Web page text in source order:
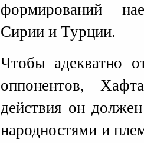
формирований
Сирии и Турции.
Чтобы адекватно
оппонентов,
действия он
народностями и